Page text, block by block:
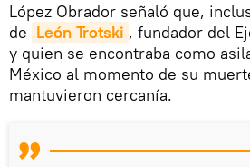
López Obrador señaló que,
de León Trotski , fundador del
y quien se encontraba como
México al momento de su
mantuvieron cercanía.